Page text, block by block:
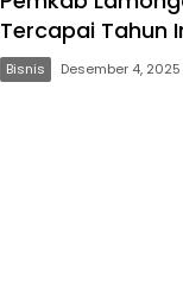
Tercapai Tahun
Bisnis Desember 4, 2025